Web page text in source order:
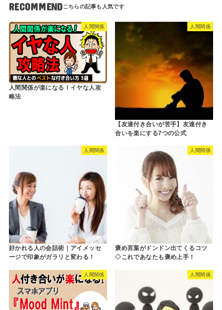
RECOMMEND
人間関係
人間関係が楽になる！イヤな人攻
略法
人間関係
【友達付き合いが苦手】友達付き
合いを楽にする7つの公式
人間関係
好かれる人の会話術｜アイメッセ
ージで印象がガラリと変わる！
人間関係
褒め言葉がドンドン出てくるコツ
◇これであなたも褒め上手！
人間関係 人間関係